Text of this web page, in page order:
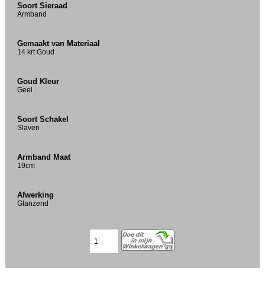
Soort Sieraad
Armband
Gemaakt van Materiaal
14 krt Goud
Goud Kleur
Geel
Soort Schakel
Slaven
Armband Maat
19cm
Afwerking
Glanzend